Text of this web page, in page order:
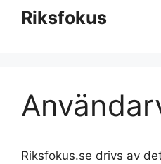
innehållRiksfokus
Riksfokus.se drivs av